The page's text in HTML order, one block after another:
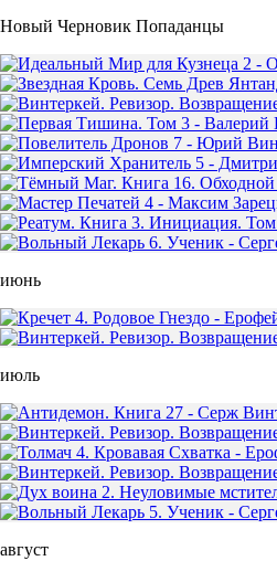
Новый Черновик Попаданцы
июнь
июль
август